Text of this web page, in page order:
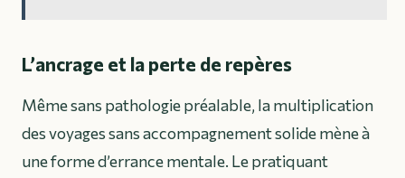
L’ancrage et la perte de repères
Même sans pathologie préalable, la multiplication
des voyages sans accompagnement solide mène à
une forme d’errance mentale. Le pratiquant